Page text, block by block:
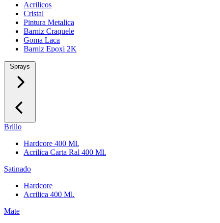
Acrilicos
Cristal
Pintura Metalica
Barniz Craquele
Goma Laca
Barniz Epoxi 2K
Sprays
Brillo
Hardcore 400 Ml.
Acrilica Carta Ral 400 Ml.
Satinado
Hardcore
Acrilica 400 Ml.
Mate